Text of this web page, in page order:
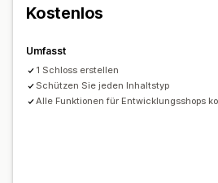
Geheimer Link Benutzerdefinierte
Kostenlos
Umfasst
1 Schloss erstellen
Schützen Sie jeden Inhaltstyp
Alle Funktionen für Entwicklungsshops ko